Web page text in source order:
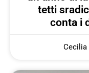
tetti
conta i
Cecilia